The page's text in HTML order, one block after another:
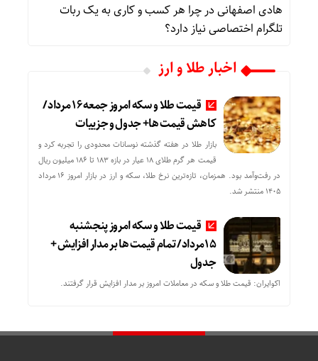
هادی اصفهانیدرچرا هر کسب‌ و کاری به یک ربات
تلگرام اختصاصی نیاز دارد؟
اخبار طلا و ارز
قیمت طلا و سکه امروز جمعه ۱۶ مرداد/
کاهش قیمت ها+ جدول و جزییات
بازار طلا در هفته گذشته نوسانات محدودی را تجربه کرد و
قیمت هر گرم طلای ۱۸ عیار در بازه ۱۸۳ تا ۱۸۶ میلیون ریال
در رفت‌وآمد بود. همزمان، تازه‌ترین نرخ طلا، سکه و ارز در بازار امروز ۱۶ مرداد
۱۴۰۵ منتشر شد.
قیمت طلا و سکه امروز پنجشنبه
15مرداد/ تمام قیمت ها بر مدار افزایش +
جدول
اکوایران: قیمت طلا و سکه در معاملات امروز بر مدار افزایش قرار گرفتند.